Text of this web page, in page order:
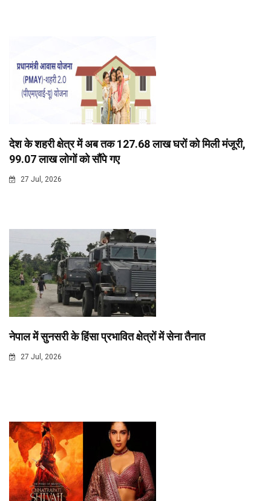
देश के शहरी क्षेत्र में अब तक 127.68 लाख घरों को मिली मंजूरी,
99.07 लाख लोगों को सौंपे गए
27 Jul, 2026
नेपाल में सुनसरी के हिंसा प्रभावित क्षेत्रों में सेना तैनात
27 Jul, 2026